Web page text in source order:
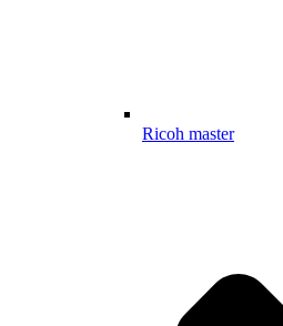
Ricoh master